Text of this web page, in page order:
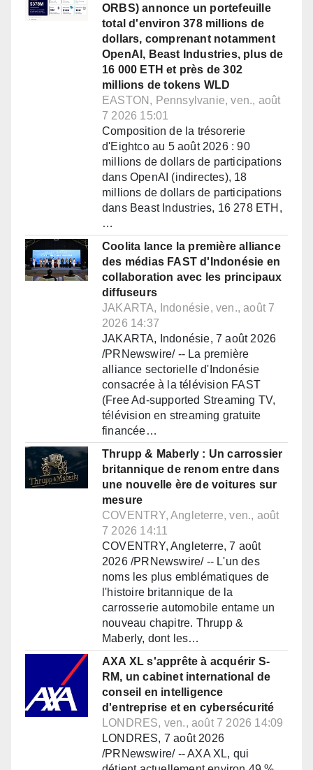
ORBS) annonce un portefeuille
total d'environ 378 millions de
dollars, comprenant notamment
OpenAI, Beast Industries, plus de
16 000 ETH et près de 302
millions de tokens WLD
EASTON, Pennsylvanie, ven., août
7 2026 15:01
Composition de la trésorerie
d'Eightco au 5 août 2026 : 90
millions de dollars de participations
dans OpenAI (indirectes), 18
millions de dollars de participations
dans Beast Industries, 16 278 ETH,
…
Coolita lance la première alliance
des médias FAST d'Indonésie en
collaboration avec les principaux
diffuseurs
JAKARTA, Indonésie, ven., août 7
2026 14:37
JAKARTA, Indonésie, 7 août 2026
/PRNewswire/ -- La première
alliance sectorielle d'Indonésie
consacrée à la télévision FAST
(Free Ad-supported Streaming TV,
télévision en streaming gratuite
financée…
Thrupp & Maberly : Un carrossier
britannique de renom entre dans
une nouvelle ère de voitures sur
mesure
COVENTRY, Angleterre, ven., août
7 2026 14:11
COVENTRY, Angleterre, 7 août
2026 /PRNewswire/ -- L'un des
noms les plus emblématiques de
l'histoire britannique de la
carrosserie automobile entame un
nouveau chapitre. Thrupp &
Maberly, dont les…
AXA XL s'apprête à acquérir S-
RM, un cabinet international de
conseil en intelligence
d'entreprise et en cybersécurité
LONDRES, ven., août 7 2026 14:09
LONDRES, 7 août 2026
/PRNewswire/ -- AXA XL, qui